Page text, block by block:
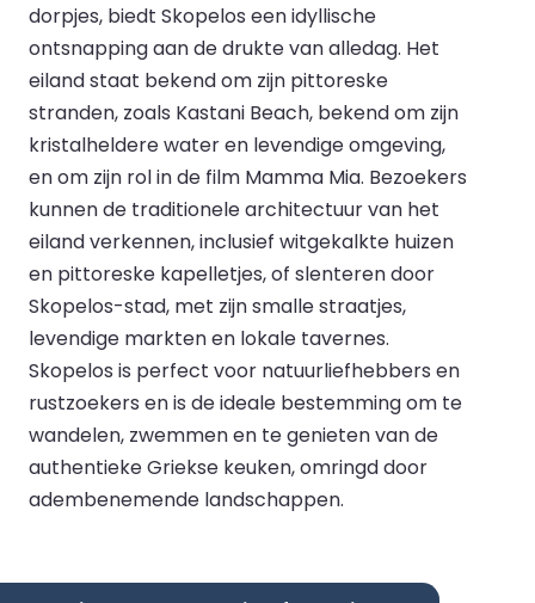
dorpjes, biedt Skopelos een idyllische
ontsnapping aan de drukte van alledag. Het
eiland staat bekend om zijn pittoreske
stranden, zoals Kastani Beach, bekend om zijn
kristalheldere water en levendige omgeving,
en om zijn rol in de film Mamma Mia. Bezoekers
kunnen de traditionele architectuur van het
eiland verkennen, inclusief witgekalkte huizen
en pittoreske kapelletjes, of slenteren door
Skopelos-stad, met zijn smalle straatjes,
levendige markten en lokale tavernes.
Skopelos is perfect voor natuurliefhebbers en
rustzoekers en is de ideale bestemming om te
wandelen, zwemmen en te genieten van de
authentieke Griekse keuken, omringd door
adembenemende landschappen.